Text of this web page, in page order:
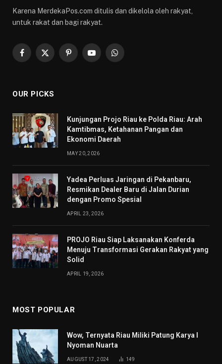
Karena MerdekaPos.com ditulis dan dikelola oleh rakyat,
untuk rakat dan bagi rakyat.
Facebook
X
PinterestYouTubeWhatsApp
OUR PICKS
Kunjungan Projo Riau ke Polda Riau: Arah
Kamtibmas, Ketahanan Pangan dan
Ekonomi Daerah
MAY 20, 2026
Yadea Perluas Jaringan di Pekanbaru,
Resmikan Dealer Baru di Jalan Durian
dengan Promo Spesial
APRIL 23, 2026
PROJO Riau Siap Laksanakan Konferda
Menuju Transformasi Gerakan Rakyat yang
Solid
APRIL 19, 2026
MOST POPULAR
Wow, Ternyata Riau Miliki Patung Karya I
Nyoman Nuarta
AUGUST 17, 2024 149